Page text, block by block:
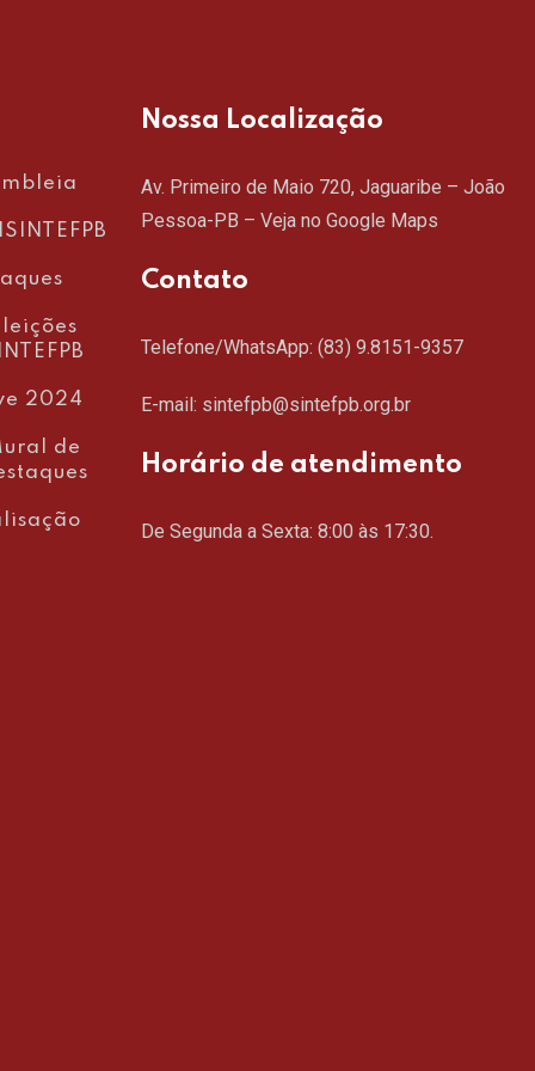
2024
de
Nossa Localização
Av. Primeiro de Maio 720, Jaguaribe – João
Pessoa-PB – Veja no Google Maps
Contato
Telefone/WhatsApp: (83) 9.8151-9357
E-mail: sintefpb@sintefpb.org.br
Horário de atendimento
De Segunda a Sexta: 8:00 às 17:30.